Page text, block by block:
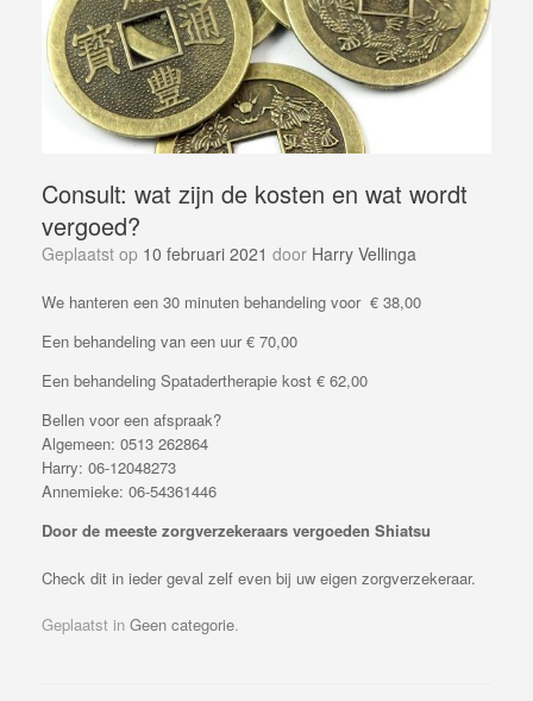
Consult: wat zijn de kosten en wat wordt
vergoed?
Geplaatst op 10 februari 2021 door Harry Vellinga
We hanteren een 30 minuten behandeling voor € 38,00
Een behandeling van een uur € 70,00
Een behandeling Spatadertherapie kost € 62,00
Bellen voor een afspraak?
Algemeen: 0513 262864
Harry: 06-12048273
Annemieke: 06-54361446
Door de meeste zorgverzekeraars vergoeden Shiatsu
Check dit in ieder geval zelf even bij uw eigen zorgverzekeraar.
Geplaatst in Geen categorie.